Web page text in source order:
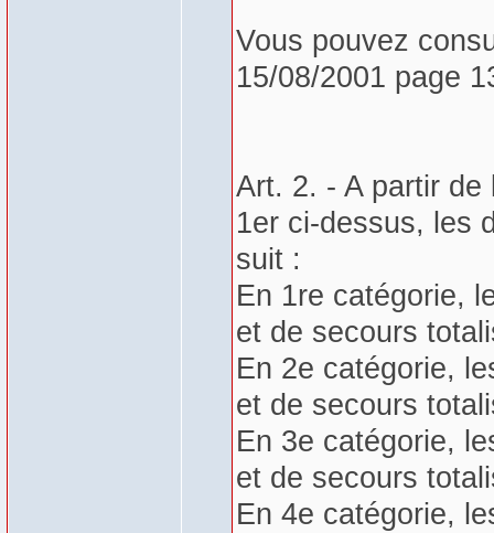
Vous pouvez
15/08/2001 page
Art. 2. - A partir
1er ci-dessus, les
suit :
En 1re catégorie,
et de secours
En 2e catégorie,
et de secours
En 3e catégorie,
et de secours
En 4e catégorie,